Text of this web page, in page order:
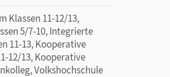
Klassen 11-12/13,
5/7-10, Integrierte
11-13, Kooperative
12/13, Kooperative
Volkshochschule